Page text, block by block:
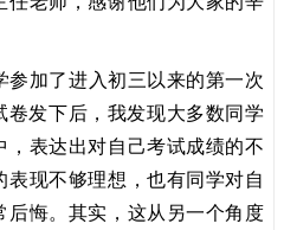
加了进入初三以来的第一次
发下后，我发现大多数同学
表达出对自己考试成绩的不
现不够理想，也有同学对自
后悔。其实，这从另一个角度